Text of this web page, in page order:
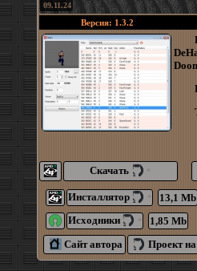
09.11.24
Версия: 1.3.2
Скачать *
Инсталлятор *
13,1 Mb
Исходники
*
1,85 Mb
Сайт автора
Проект